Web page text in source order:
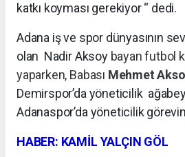
katkı koyması gerekiyor “ dedi.
Adana iş ve spor dünyasının
olan Nadir Aksoy bayan futbol
yaparken, Babası Mehmet
Demirspor’da yöneticilik
Adanaspor’da yöneticilik
HABER: KAMİL YALÇIN GÖL